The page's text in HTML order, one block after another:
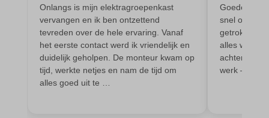
Onlangs is mijn elektragroepenkast
vervangen en ik ben ontzettend
tevreden over de hele ervaring. Vanaf
het eerste contact werd ik vriendelijk en
duidelijk geholpen. De monteur kwam op
tijd, werkte netjes en nam de tijd om
alles goed uit te …
Goede
snel
getrokken
alles werkt
werk –
wp-settings-*
wp-settings-time-*
wpl_viewed_cookie
et-editing-post-*
et-recommend-sync-post-*
et-saved-post*
et-saving-post-*